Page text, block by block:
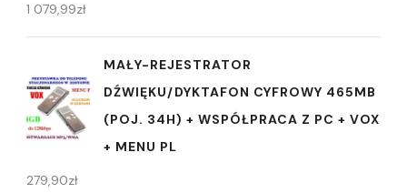
1 079,99zł
MAŁY-REJESTRATOR
DŹWIĘKU/DYKTAFON CYFROWY 465MB
(POJ. 34H) + WSPÓŁPRACA Z PC + VOX
+ MENU PL
279,90zł